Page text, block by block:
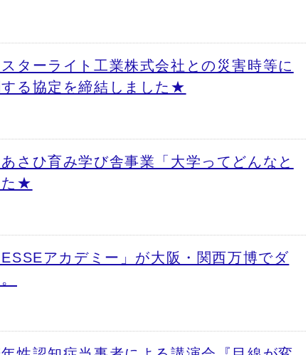
ーライト工業株式会社との災害時等に
る協定を締結しました★
ひ育み学び舎事業「大学ってどんなと
た★
アカデミー」が大阪・関西万博でダ